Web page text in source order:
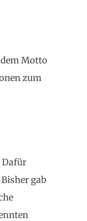
Motto
zum
Dafür
gab